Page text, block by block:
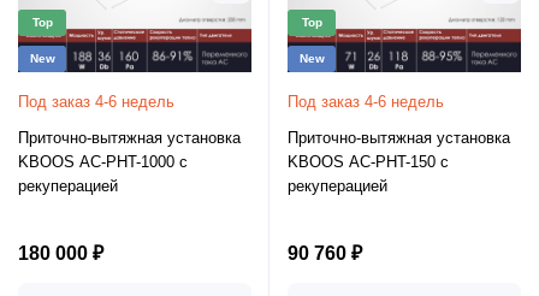
Top
New
Под заказ 4-6 недель
Приточно-вытяжная установка
KBOOS AC-PHT-1000 с
рекуперацией
180 000 ₽
Top
New
Под заказ 4-6 недель
Приточно-вытяжная установка
KBOOS AC-PHT-150 с
рекуперацией
90 760 ₽